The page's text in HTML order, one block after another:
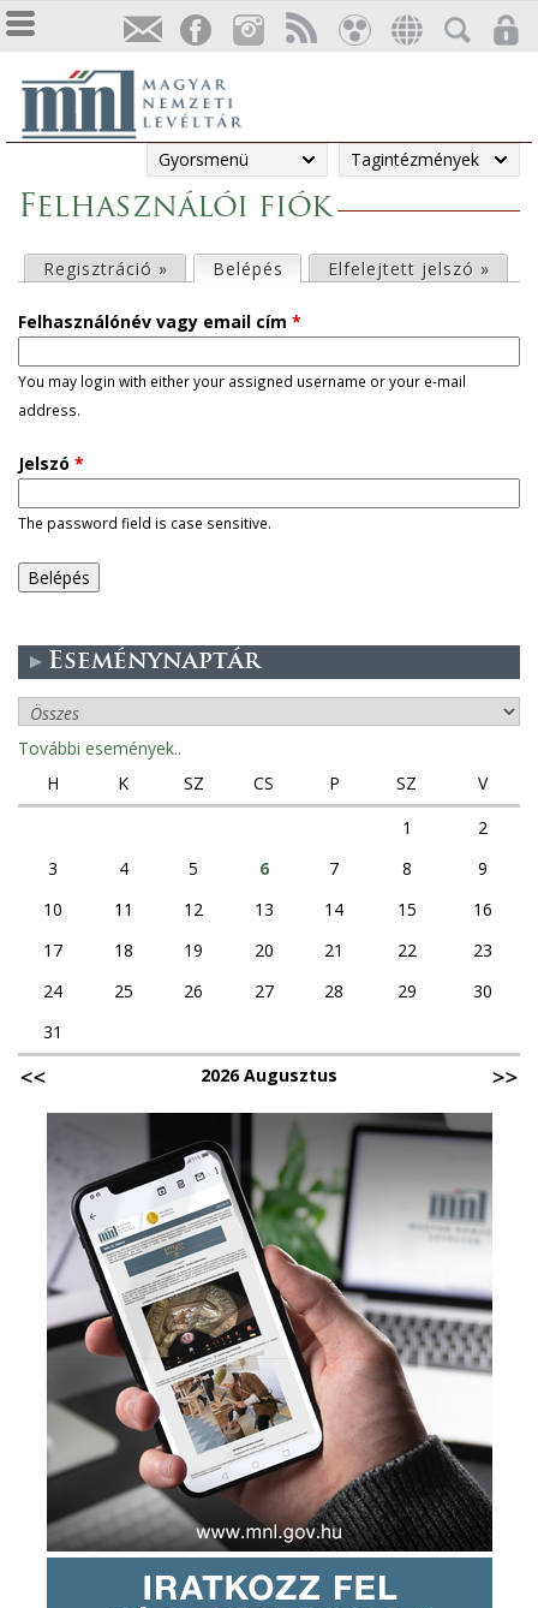
Gyorsmenü Tagintézmények
Felhasználói fiók
l
s
ő
d
l
e
e
s
Regisztráció » Belépés (aktív fül)Elfelejtett jelszó »
Felhasználónév vagy email cím *
You may login with either your assigned username or your e-mail
address.
Jelszó *
The password field is case sensitive.
Eseménynaptár
További események..
H
K SZ CS P SZ
V
1
2
3
4 5 6 7 8
9
10
11 12 13 14 15
16
17
18 19 20 21 22
23
24
25 26 27 28 29
30
31
2026 Augusztus